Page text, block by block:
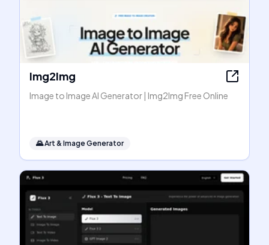
Img2Img
Image to Image AI Generator | Img2Img Free Online
🌄Art & Image Generator